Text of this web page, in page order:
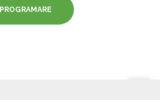
PROGRAMARE